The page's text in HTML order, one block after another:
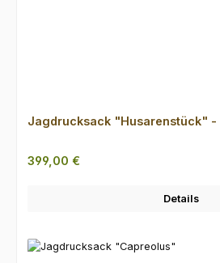
Jagdrucksack "Husarenstück" -
Regulärer Preis:
399,00 €
Details